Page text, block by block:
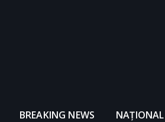
BREAKING NEWS NAŢIONAL